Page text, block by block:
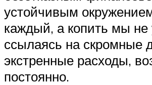
устойчивым
каждый, а копить мы
ссылаясь на скромные
экстренные расходы,
постоянно.